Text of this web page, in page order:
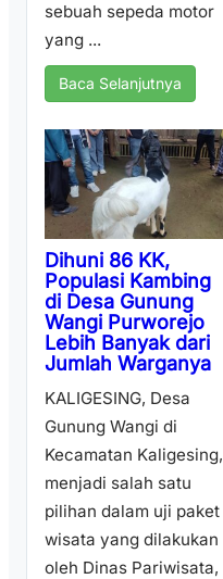
sebuah sepeda motor
yang ...
Baca Selanjutnya
Dihuni 86 KK,
Populasi Kambing
di Desa Gunung
Wangi Purworejo
Lebih Banyak dari
Jumlah Warganya
KALIGESING, Desa
Gunung Wangi di
Kecamatan Kaligesing,
menjadi salah satu
pilihan dalam uji paket
wisata yang dilakukan
oleh Dinas Pariwisata,